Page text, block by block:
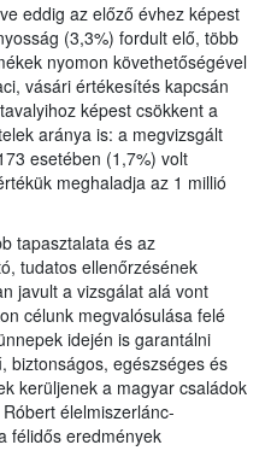
eddig az előző évhez képest
(3,3%) fordult elő, több
nyomon követhetőségével
vásári értékesítés kapcsán
képest csökkent a
aránya is: a megvizsgált
esetében (1,7%) volt
meghaladja az 1 millió
tapasztalata és az
tudatos ellenőrzésének
javult a vizsgálat alá vont
célunk megvalósulása felé
idején is garantálni
biztonságos, egészséges és
kerüljenek a magyar családok
élelmiszerlánc-
félidős eredmények